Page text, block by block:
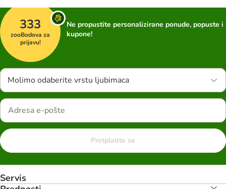
333
zooBodova za
prijavu!
Ne propustite personalizirane ponude, popuste i
kupone!
Molimo odaberite vrstu ljubimaca
Pretplatite se
Servis